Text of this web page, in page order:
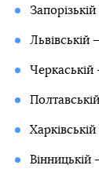
Львівській
Черкаській
Вінницькій